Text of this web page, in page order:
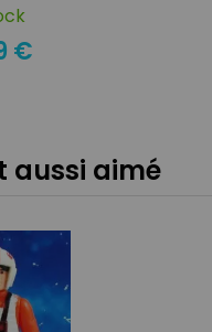
€
aussi aimé